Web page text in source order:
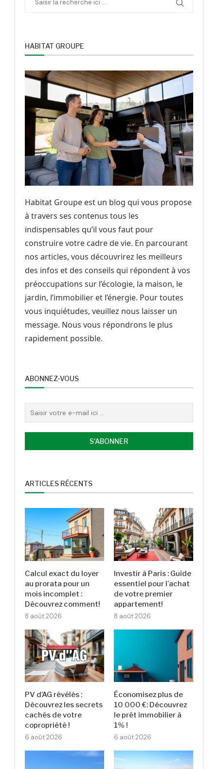
HABITAT GROUPE
Habitat Groupe est un blog qui vous propose
à travers ses contenus tous les
indispensables qu’il vous faut pour
construire votre cadre de vie. En parcourant
nos articles, vous découvrirez les meilleurs
des infos et des conseils qui répondent à vos
préoccupations sur l’écologie, la maison, le
jardin, l’immobilier et l’énergie. Pour toutes
vous inquiétudes, veuillez nous laisser un
message. Nous vous répondrons le plus
rapidement possible.
ABONNEZ-VOUS
ARTICLES RÉCENTS
Calcul exact du loyer
au prorata pour un
mois incomplet :
Découvrez comment!
8 août 2026
Investir à Paris : Guide
essentiel pour l’achat
de votre premier
appartement!
8 août 2026
PV d’AG révélés :
Découvrez les secrets
cachés de votre
copropriété !
6 août 2026
Économisez plus de
10 000 €: Découvrez
le prêt immobilier à
1% !
6 août 2026